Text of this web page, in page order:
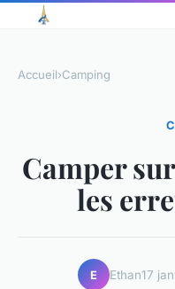
Accueil›Camping
Camper
les
E Ethan17